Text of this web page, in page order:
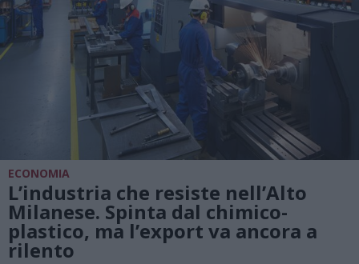
ECONOMIA
L’industria che resiste nell’Alto
Milanese. Spinta dal chimico-
plastico, ma l’export va ancora a
rilento